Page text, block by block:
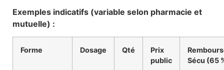
Exemples indicatifs (variable selon pharmacie et
mutuelle) :
Forme Dosage Qté
Prix
public
Sécu (65